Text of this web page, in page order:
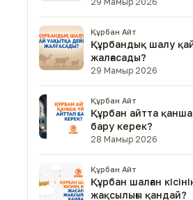
Құрбан Айт
Құрбандық шалу
жалғасады?
29 Мамыр 2026
Құрбан Айт
Құрбан айтта
бару керек?
28 Мамыр 2026
Құрбан Айт
Құрбан шалған
жақсылығы қандай?